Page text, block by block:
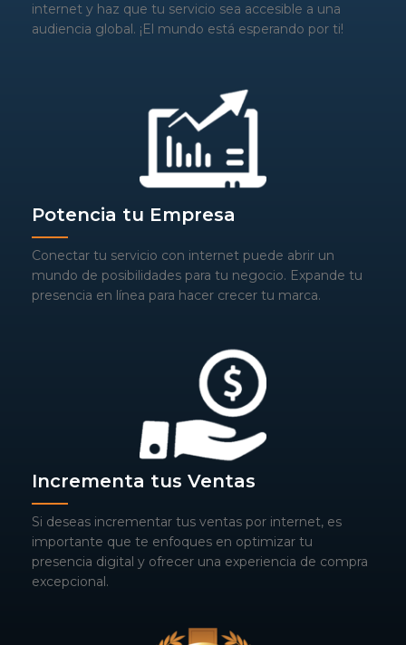
internet y haz que tu servicio sea accesible a una
audiencia global. ¡El mundo está esperando por ti!
Potencia tu Empresa
Conectar tu servicio con internet puede abrir un
mundo de posibilidades para tu negocio. Expande tu
presencia en línea para hacer crecer tu marca.
Incrementa tus Ventas
Si deseas incrementar tus ventas por internet, es
importante que te enfoques en optimizar tu
presencia digital y ofrecer una experiencia de compra
excepcional.